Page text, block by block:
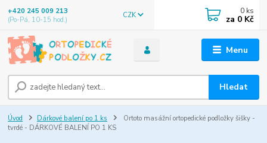
Menu
CZK
Hledat
+420 245 009 213
(Po-Pá, 10-15 hod.)
0 ks
za 0 Kč
Úvod Dárkové balení po 1 ks
Ortoto masážní ortopedické podložky šišky -
tvrdé - DÁRKOVÉ BALENÍ PO 1 KS